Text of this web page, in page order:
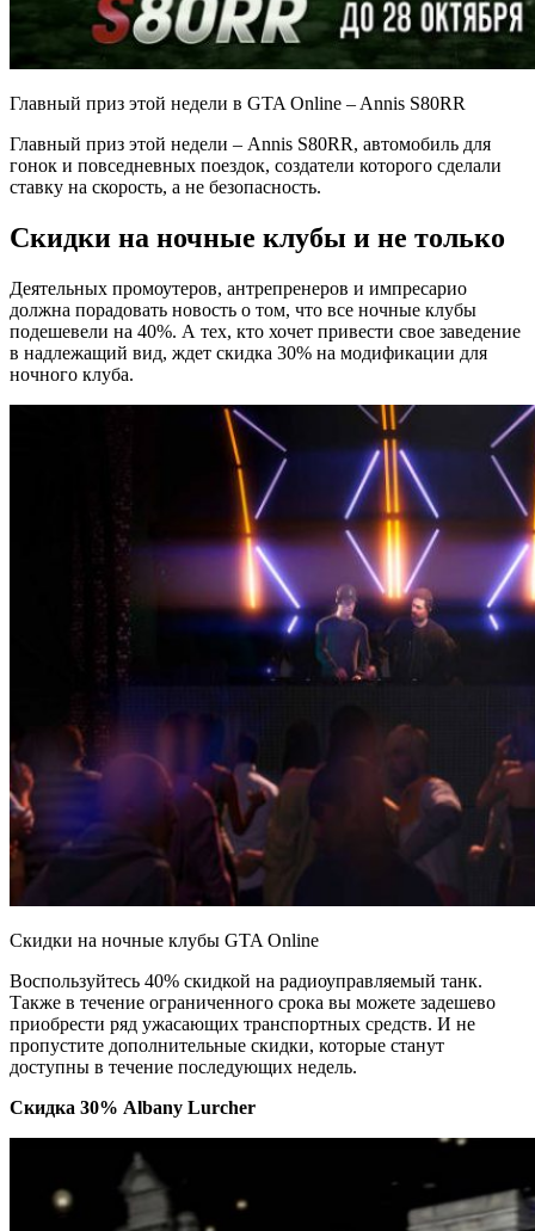
Главный приз этой недели в GTA Online – Annis S80RR
Главный приз этой недели – Annis S80RR, автомобиль для
гонок и повседневных поездок, создатели которого сделали
ставку на скорость, а не безопасность.
Скидки на ночные клубы и не только
Деятельных промоутеров, антрепренеров и импресарио
должна порадовать новость о том, что все ночные клубы
подешевели на 40%. А тех, кто хочет привести свое заведение
в надлежащий вид, ждет скидка 30% на модификации для
ночного клуба.
Скидки на ночные клубы GTA Online
Воспользуйтесь 40% скидкой на радиоуправляемый танк.
Также в течение ограниченного срока вы можете задешево
приобрести ряд ужасающих транспортных средств. И не
пропустите дополнительные скидки, которые станут
доступны в течение последующих недель.
Скидка 30% Albany Lurcher